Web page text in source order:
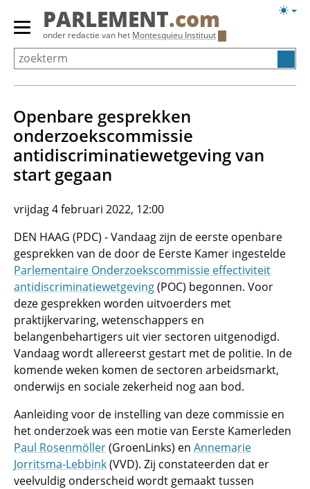
Overslaan
Primair
menu
tonen/verbergen
PARLEMENT.com
onder redactie van het Montesquieu Instituut
Openbare gesprekken
onderzoekscommissie
antidiscriminatiewetgeving van
start gegaan
vrijdag 4 februari 2022, 12:00
DEN HAAG (PDC) - Vandaag zijn de eerste openbare
gesprekken van de door de Eerste Kamer ingestelde
Parlementaire Onderzoekscommissie effectiviteit
antidiscriminatiewetgeving(POC) begonnen. Voor
deze gesprekken worden uitvoerders met
praktijkervaring, wetenschappers en
belangenbehartigers uit vier sectoren uitgenodigd.
Vandaag wordt allereerst gestart met de politie. In de
komende weken komen de sectoren arbeidsmarkt,
onderwijs en sociale zekerheid nog aan bod.
Aanleiding voor de instelling van deze commissie en
het onderzoek was een motie van Eerste Kamerleden
Paul Rosenmöller(GroenLinks) en Annemarie
Jorritsma-Lebbink(VVD). Zij constateerden dat er
veelvuldig onderscheid wordt gemaakt tussen